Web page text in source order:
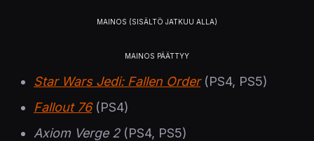
Star Wars Jedi: Fallen Order(PS4, PS5)
Fallout 76(PS4)
Axiom Verge 2(PS4, PS5)